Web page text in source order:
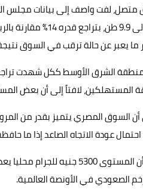
لفت واصف إلى بيانات مجلس
ما يعبر عن حالة ترقب في السوق نتيجة
الشرق الأوسط ككل شهدت تراجع
لافتاً إلى أن بعض
السوق المصري يتميز بقدر من
عودة الاتجاه الصاعد إذا ما حافظت
الصعودي في الأونصة العالمية.